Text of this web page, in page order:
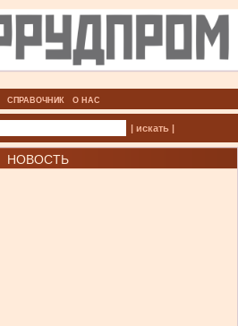
СПРАВОЧНИК О НАС
| искать |
НОВОСТЬ